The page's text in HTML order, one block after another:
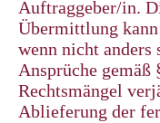
Auftraggeber/in.
Übermittlung
wenn nicht
Ansprüche gemäß
Rechtsmängel
Ablieferung der